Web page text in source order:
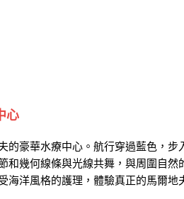
心
的豪華水療中心。航行穿過藍色，
和幾何線條與光線共舞，與周圍自
海洋風格的護理，體驗真正的馬爾地